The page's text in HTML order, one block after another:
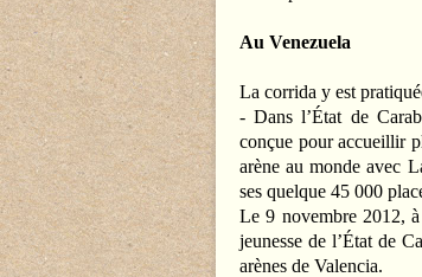
Au Venezuela
La corrida y est
- Dans l’État de
conçue pour accueillir
arène au monde avec
ses quelque 45 000
Le 9 novembre 2012,
jeunesse de l’État de
arènes de Valencia.